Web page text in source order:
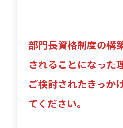
部門長資格制度の構
されることになった
ご検討されたきっか
てください。